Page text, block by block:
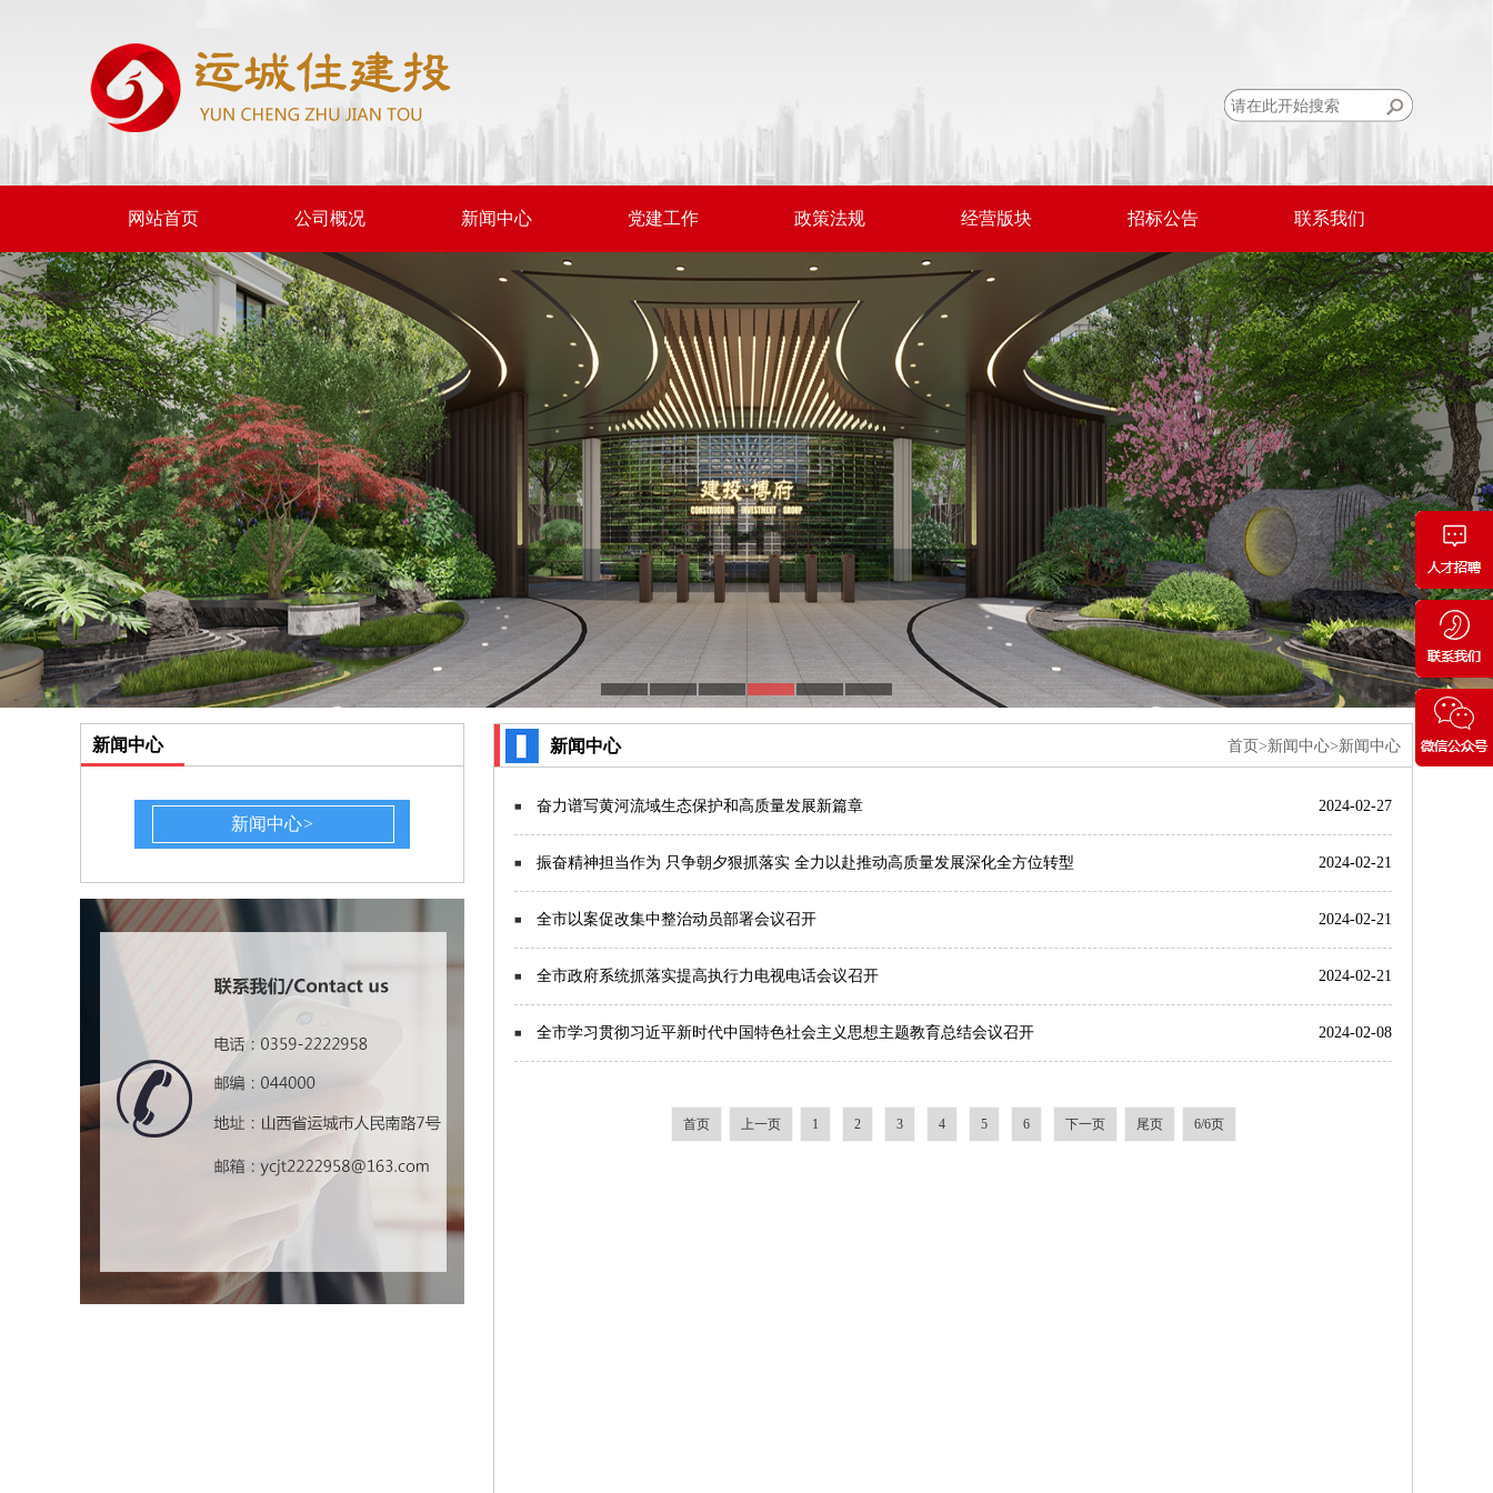
网站首页 公司概况 新闻中心 党建工作 政策法规 经营版块 招标公告 联系我们
新闻中心
新闻中心>
新闻中心 首页>新闻中心>新闻中心
奋力谱写黄河流域生态保护和高质量发展新篇章 2024-02-27
振奋精神担当作为 只争朝夕狠抓落实 全力以赴推动高质量发展深化全方位转型 2024-02-21
全市以案促改集中整治动员部署会议召开 2024-02-21
全市政府系统抓落实提高执行力电视电话会议召开 2024-02-21
全市学习贯彻习近平新时代中国特色社会主义思想主题教育总结会议召开 2024-02-08
首页 上一页 1 2 3 4 5 6 下一页 尾页 6/6页